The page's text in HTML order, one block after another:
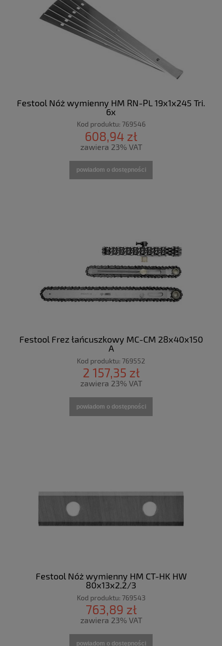
Festool Nóż wymienny HM RN-PL 19x1x245 Tri.
6x
Kod produktu: 769546
608,94 zł
zawiera 23% VAT
powiadom o dostępności
Festool Frez łańcuszkowy MC-CM 28x40x150
A
Kod produktu: 769552
2 157,35 zł
zawiera 23% VAT
powiadom o dostępności
Festool Nóż wymienny HM CT-HK HW
80x13x2,2/3
Kod produktu: 769543
763,89 zł
zawiera 23% VAT
powiadom o dostępności